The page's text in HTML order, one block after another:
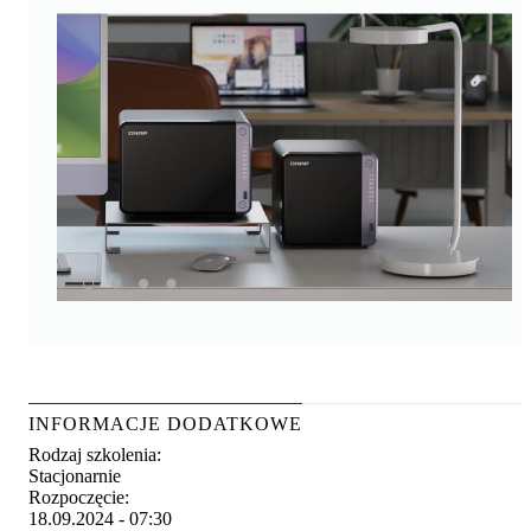
INFORMACJE DODATKOWE
Rodzaj szkolenia:
Stacjonarnie
Rozpoczęcie:
18.09.2024 - 07:30